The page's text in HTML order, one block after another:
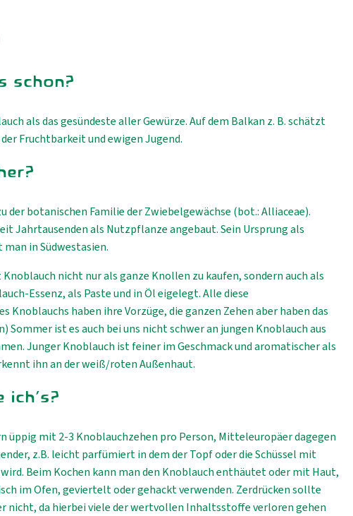
schon?
als das gesündeste aller Gewürze. Auf dem Balkan z. B. schätzt
Fruchtbarkeit und ewigen Jugend.
der botanischen Familie der Zwiebelgewächse (bot.: Alliaceae).
Jahrtausenden als Nutzpflanze angebaut. Sein Ursprung als
in Südwestasien.
Knoblauch nicht nur als ganze Knollen zu kaufen, sondern auch als
Essenz, als Paste und in Öl eigelegt. Alle diese
Knoblauchs haben ihre Vorzüge, die ganzen Zehen aber haben das
Sommer ist es auch bei uns nicht schwer an jungen Knoblauch aus
Junger Knoblauch ist feiner im Geschmack und aromatischer als
ihn an der weiß/roten Außenhaut.
ich's?
üppig mit 2-3 Knoblauchzehen pro Person, Mitteleuropäer dagegen
z.B. leicht parfümiert in dem der Topf oder die Schüssel mit
Beim Kochen kann man den Knoblauch enthäutet oder mit Haut,
im Ofen, geviertelt oder gehackt verwenden. Zerdrücken sollte
nicht, da hierbei viele der wertvollen Inhaltsstoffe verloren gehen